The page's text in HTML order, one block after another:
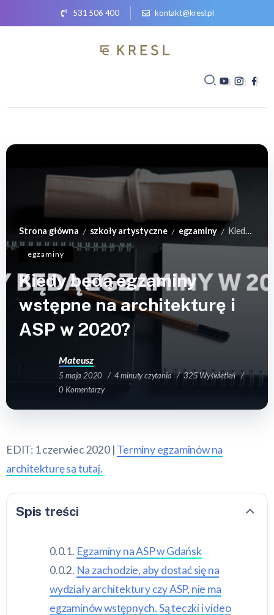
531 506 400 kontakt@kresl.pl
Strona główna / szkoły artystyczne / egzaminy / Kiedy będą egzaminy wstępne na architekturę i ASP w 2020?
egzaminy
Kiedy będą egzaminy
wstępne na architekturę i
ASP w 2020?
Mateusz
5 maja 2020 4 minuty czytania
325 Wyświetleń
0 Komentarzy
EDIT: 1 czerwiec 2020 | Terminy egzaminów na
architekturę są tutaj.
Spis treści
Egzaminy na ASP w Gdańsk
Na zachodzie, aby dostać się na
wydziały architektury czy ASP, nie ma
egzaminów wstępnych. Są teczki i video